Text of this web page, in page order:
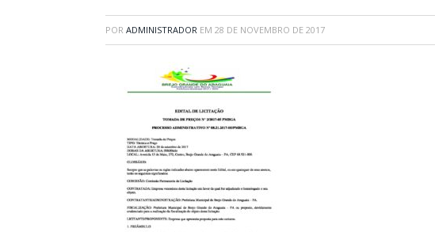
POR ADMINISTRADOR EM 28 DE NOVEMBRO DE 2017